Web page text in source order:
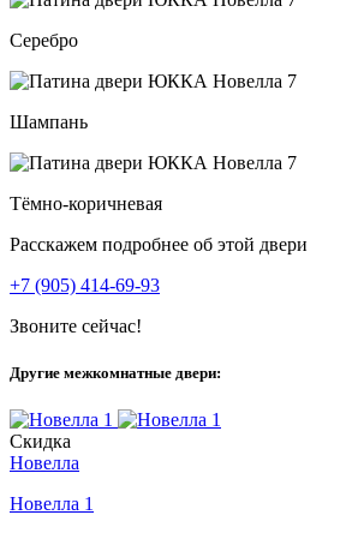
Серебро
Шампань
Тёмно-коричневая
Расскажем подробнее об этой двери
+7 (905) 414-69-93
Звоните сейчас!
Другие межкомнатные двери:
Скидка
Новелла
Новелла 1